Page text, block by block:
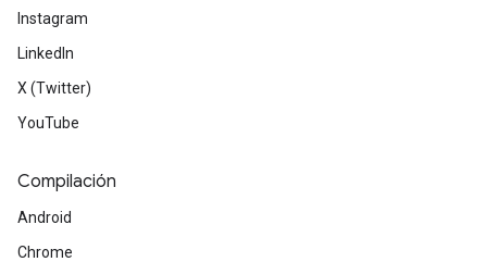
Instagram
LinkedIn
X (Twitter)
YouTube
Compilación
Android
Chrome